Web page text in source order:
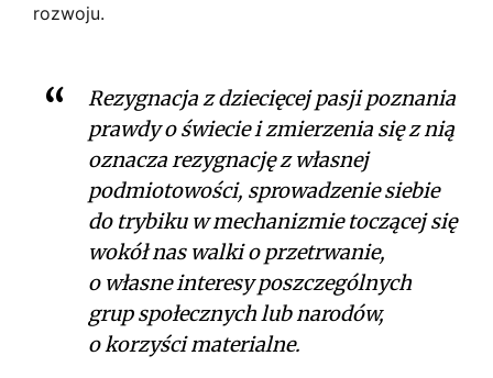
rozwoju.
Rezygnacja z dziecięcej pasji poznania
prawdy o świecie i zmierzenia się z nią
oznacza rezygnację z własnej
podmiotowości, sprowadzenie siebie
do trybiku w mechanizmie toczącej się
wokół nas walki o przetrwanie,
o własne interesy poszczególnych
grup społecznych lub narodów,
o korzyści materialne.